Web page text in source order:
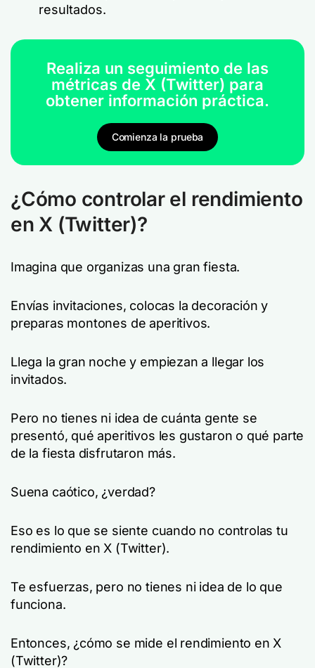
resultados.
Realiza un seguimiento de las
métricas de X (Twitter) para
obtener información práctica.
Comienza la prueba
¿Cómo controlar el rendimiento
en X (Twitter)?
Imagina que organizas una gran fiesta.
Envías invitaciones, colocas la decoración y
preparas montones de aperitivos.
Llega la gran noche y empiezan a llegar los
invitados.
Pero no tienes ni idea de cuánta gente se
presentó, qué aperitivos les gustaron o qué parte
de la fiesta disfrutaron más.
Suena caótico, ¿verdad?
Eso es lo que se siente cuando no controlas tu
rendimiento en X (Twitter).
Te esfuerzas, pero no tienes ni idea de lo que
funciona.
Entonces, ¿cómo se mide el rendimiento en X
(Twitter)?